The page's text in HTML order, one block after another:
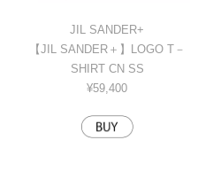
JIL SANDER+
【JIL SANDER＋】LOGO T－
SHIRT CN SS
¥59,400